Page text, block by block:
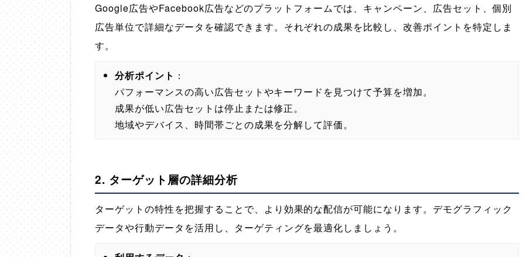
Google広告やFacebook広告などのプラットフォームでは、キャンペーン、広告セット、個別
広告単位で詳細なデータを確認できます。それぞれの成果を比較し、改善ポイントを特定しま
す。
分析ポイント ：
パフォーマンスの高い広告セットやキーワードを見つけて予算を増加。
成果が低い広告セットは停止または修正。
地域やデバイス、時間帯ごとの成果を分解して評価。
2. ターゲット層の詳細分析
ターゲットの特性を把握することで、より効果的な配信が可能になります。デモグラフィック
データや行動データを活用し、ターゲティングを最適化しましょう。